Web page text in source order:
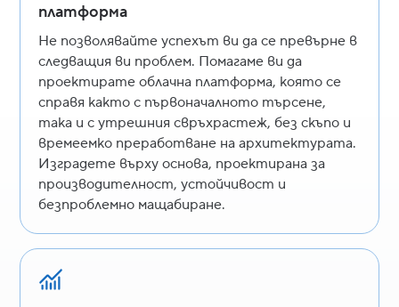
платформа
Не позволявайте успехът ви да се превърне в
следващия ви проблем. Помагаме ви да
проектирате облачна платформа, която се
справя както с първоначалното търсене,
така и с утрешния свръхрастеж, без скъпо и
времеемко преработване на архитектурата.
Изградете върху основа, проектирана за
производителност, устойчивост и
безпроблемно мащабиране.